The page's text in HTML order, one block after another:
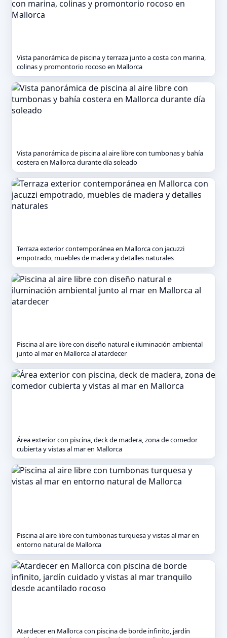
Vista panorámica de piscina y terraza junto a costa con marina,
colinas y promontorio rocoso en Mallorca
Vista panorámica de piscina al aire libre con tumbonas y bahía
costera en Mallorca durante día soleado
Terraza exterior contemporánea en Mallorca con jacuzzi
empotrado, muebles de madera y detalles naturales
Piscina al aire libre con diseño natural e iluminación ambiental
junto al mar en Mallorca al atardecer
Área exterior con piscina, deck de madera, zona de comedor
cubierta y vistas al mar en Mallorca
Piscina al aire libre con tumbonas turquesa y vistas al mar en
entorno natural de Mallorca
Atardecer en Mallorca con piscina de borde infinito, jardín